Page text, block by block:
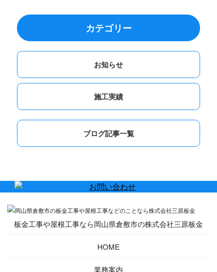
カテゴリー
お知らせ
施工実績
ブログ記事一覧
板金工事や屋根工事なら岡山県倉敷市の株式会社三原板金
HOME
業務案内